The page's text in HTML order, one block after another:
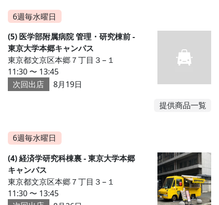
6週毎水曜日
(5) 医学部附属病院 管理・研究棟前 -
東京大学本郷キャンパス
東京都文京区本郷７丁目３−１
11:30 〜 13:45
次回出店
8月19日
提供商品一覧
6週毎水曜日
(4) 経済学研究科棟裏 - 東京大学本郷
キャンパス
東京都文京区本郷７丁目３−１
11:30 〜 13:45